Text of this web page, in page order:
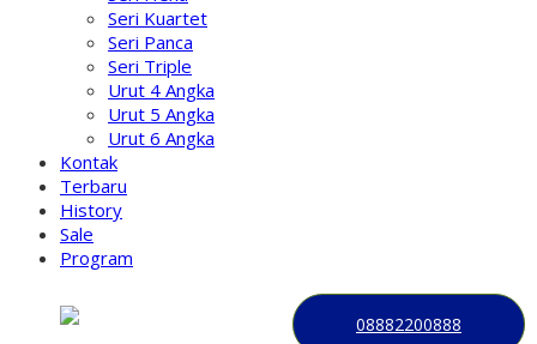
Seri Kuartet
Seri Panca
Seri Triple
Urut 4 Angka
Urut 5 Angka
Urut 6 Angka
Kontak
Terbaru
History
Sale
Program
08882200888